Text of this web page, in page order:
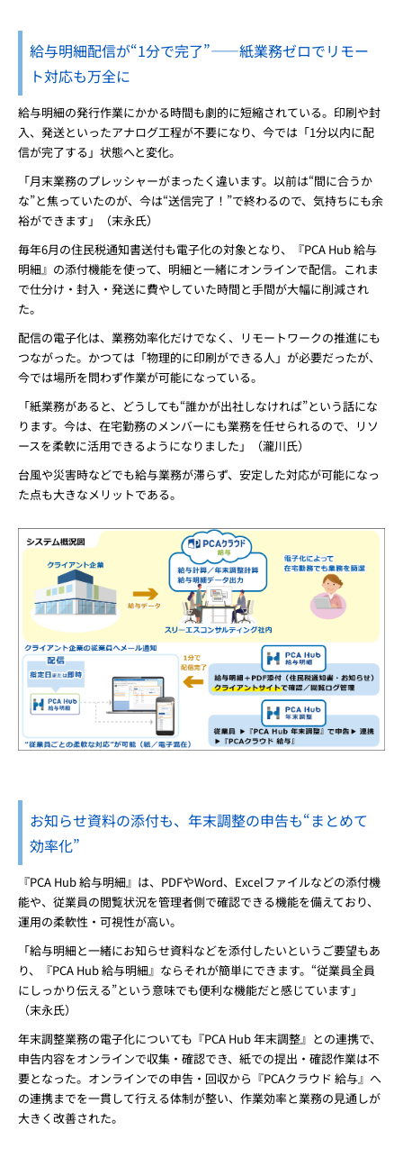
給与明細配信が“1分で完了”――紙業務ゼロでリモー
ト対応も万全に
給与明細の発行作業にかかる時間も劇的に短縮されている。印刷や封
入、発送といったアナログ工程が不要になり、今では「1分以内に配
信が完了する」状態へと変化。
「月末業務のプレッシャーがまったく違います。以前は“間に合うか
な”と焦っていたのが、今は“送信完了！”で終わるので、気持ちにも余
裕ができます」（末永氏）
毎年6月の住民税通知書送付も電子化の対象となり、『PCA Hub 給与
明細』の添付機能を使って、明細と一緒にオンラインで配信。これま
で仕分け・封入・発送に費やしていた時間と手間が大幅に削減され
た。
配信の電子化は、業務効率化だけでなく、リモートワークの推進にも
つながった。かつては「物理的に印刷ができる人」が必要だったが、
今では場所を問わず作業が可能になっている。
「紙業務があると、どうしても“誰かが出社しなければ”という話にな
ります。今は、在宅勤務のメンバーにも業務を任せられるので、リソ
ースを柔軟に活用できるようになりました」（瀧川氏）
台風や災害時などでも給与業務が滞らず、安定した対応が可能になっ
た点も大きなメリットである。
お知らせ資料の添付も、年末調整の申告も“まとめて
効率化”
『PCA Hub 給与明細』は、PDFやWord、Excelファイルなどの添付機
能や、従業員の閲覧状況を管理者側で確認できる機能を備えており、
運用の柔軟性・可視性が高い。
「給与明細と一緒にお知らせ資料などを添付したいというご要望もあ
り、『PCA Hub 給与明細』ならそれが簡単にできます。“従業員全員
にしっかり伝える”という意味でも便利な機能だと感じています」
（末永氏）
年末調整業務の電子化についても『PCA Hub 年末調整』との連携で、
申告内容をオンラインで収集・確認でき、紙での提出・確認作業は不
要となった。オンラインでの申告・回収から『PCAクラウド 給与』へ
の連携までを一貫して行える体制が整い、作業効率と業務の見通しが
大きく改善された。